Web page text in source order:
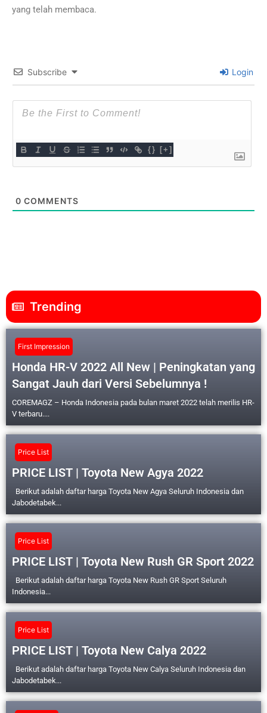
yang telah membaca.
Subscribe Login
{} [+]
0 COMMENTS
Trending
First Impression
Honda HR-V 2022 All New | Peningkatan yang
Sangat Jauh dari Versi Sebelumnya !
COREMAGZ – Honda Indonesia pada bulan maret 2022 telah merilis HR-
V terbaru....
Price List
PRICE LIST | Toyota New Agya 2022
Berikut adalah daftar harga Toyota New Agya Seluruh Indonesia dan
Jabodetabek...
Price List
PRICE LIST | Toyota New Rush GR Sport 2022
Berikut adalah daftar harga Toyota New Rush GR Sport Seluruh
Indonesia...
Price List
PRICE LIST | Toyota New Calya 2022
Berikut adalah daftar harga Toyota New Calya Seluruh Indonesia dan
Jabodetabek...